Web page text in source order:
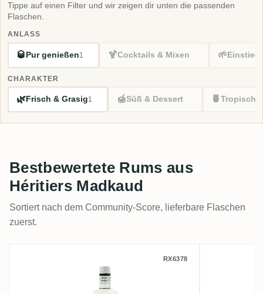
Tippe auf einen Filter und wir zeigen dir unten die passenden
Flaschen.
ANLASS
🥃 Pur genießen1 🍹Cocktails & Mixen 🌱Einstieg
CHARAKTER
🌿 Frisch & Grasig1 🍯Süß & Dessert 🍍Tropisch
Bestbewertete Rums aus
Héritiers Madkaud
Sortiert nach dem Community-Score, lieferbare Flaschen
zuerst.
Héritiers Madkaud Saint James Blanc
RX6378